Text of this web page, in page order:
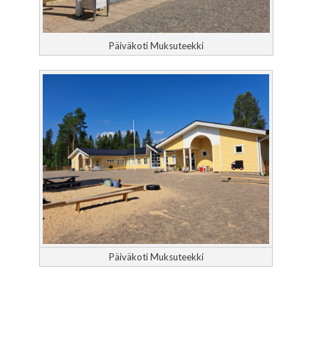
Päiväkoti Muksuteekki
Päiväkoti Muksuteekki